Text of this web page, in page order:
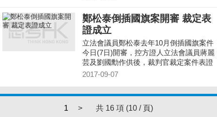
盤售價可能是市價一半。
鄭松泰倒插國旗案開審 裁定表
證成立
立法會議員鄭松泰去年10月倒插國旗案件
今日(7日)開審，控方證人立法會議員蔣麗
芸及劉國勳作供後，裁判官裁定案件表證
成立。
2017-09-07
1 > 共 16 項 (10 / 頁)